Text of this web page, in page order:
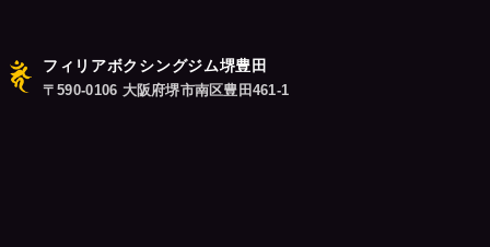
フィリアボクシングジム堺豊田
〒590-0106 大阪府堺市南区豊田461-1